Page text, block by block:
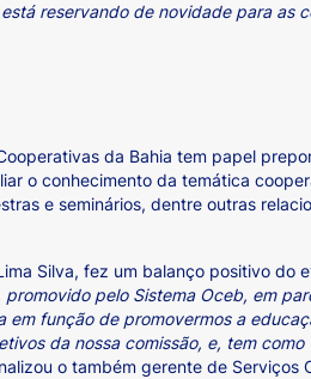
reservando de novidade para as
da Bahia tem papel
o conhecimento da temática
e seminários, dentre outras
Silva, fez um balanço positivo do
promovido pelo Sistema Oceb, em
função de promovermos a
da nossa comissão, e, tem
o também gerente de Serviços